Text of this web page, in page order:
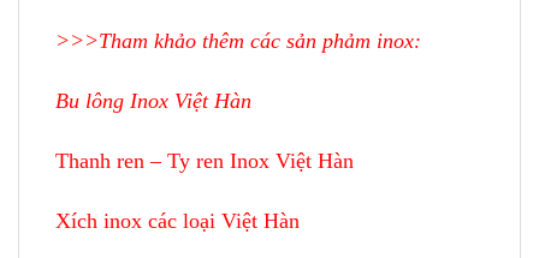
>>>Tham khảo thêm các sản phảm inox:
Bu lông Inox Việt Hàn
Thanh ren – Ty ren Inox Việt Hàn
Xích inox các loại Việt Hàn